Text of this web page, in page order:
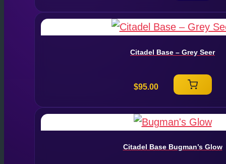
Citadel Base – Grey Seer
$95.00
Citadel Base Bugman’s Glow